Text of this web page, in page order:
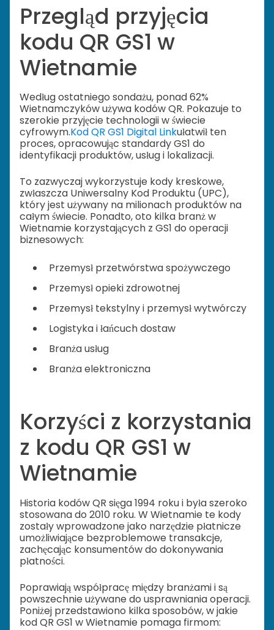
Przegląd przyjęcia
kodu QR GS1 w
Wietnamie
Według ostatniego sondażu, ponad 62%
Wietnamczyków używa kodów QR. Pokazuje to
szerokie przyjęcie technologii w świecie
cyfrowym.Kod QR GS1 Digital Linkułatwił ten
proces, opracowując standardy GS1 do
identyfikacji produktów, usług i lokalizacji.
To zazwyczaj wykorzystuje kody kreskowe,
zwłaszcza Uniwersalny Kod Produktu (UPC),
który jest używany na milionach produktów na
całym świecie. Ponadto, oto kilka branż w
Wietnamie korzystających z GS1 do operacji
biznesowych:
Przemysł przetwórstwa spożywczego
Przemysł opieki zdrowotnej
Przemysł tekstylny i przemysł wytwórczy
Logistyka i łańcuch dostaw
Branża usług
Branża elektroniczna
Korzyści z korzystania
z kodu QR GS1 w
Wietnamie
Historia kodów QR sięga 1994 roku i była szeroko
stosowana do 2010 roku. W Wietnamie te kody
zostały wprowadzone jako narzędzie płatnicze
umożliwiające bezproblemowe transakcje,
zachęcając konsumentów do dokonywania
płatności.
Poprawiają współpracę między branżami i są
powszechnie używane do usprawniania operacji.
Poniżej przedstawiono kilka sposobów, w jakie
kod QR GS1 w Wietnamie pomaga firmom: